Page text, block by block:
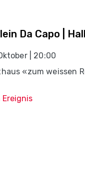
Da Capo |
| 20:00
«zum weissen
Ereignis